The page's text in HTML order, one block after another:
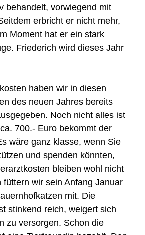
behandelt, vorwiegend mit
erbricht er nicht mehr,
Moment hat er ein stark
Friederich wird dieses Jahr
haben wir in diesen
des neuen Jahres bereits
Noch nicht alles ist
700.- Euro bekommt der
wäre ganz klasse, wenn Sie
und spenden könnten,
bleiben wohl nicht
füttern wir sein Anfang Januar
mit. Die
stinkend reich, weigert sich
zu versorgen. Schon die